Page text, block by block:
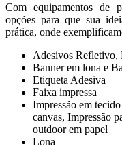
Com equipamentos de
opções para que sua
prática, onde
Adesivos Refletivo,
Banner em lona e
Etiqueta Adesiva
Faixa impressa
Impressão em
canvas, Impressão
outdoor em papel
Lona